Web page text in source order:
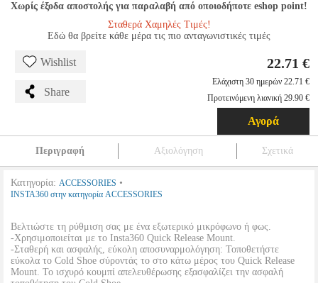
Χωρίς έξοδα αποστολής για παραλαβή από οποιοδήποτε eshop point!
Σταθερά Χαμηλές Τιμές!
Εδώ θα βρείτε κάθε μέρα τις πιο ανταγωνιστικές τιμές
Wishlist
Share
22.71 €
Ελάχιστη 30 ημερών 22.71 €
Προτεινόμενη λιανική 29.90 €
Αγορά
Περιγραφή Αξιολόγηση Σχετικά
Κατηγορία: ACCESSORIES •
INSTA360 στην κατηγορία ACCESSORIES
Βελτιώστε τη ρύθμιση σας με ένα εξωτερικό μικρόφωνο ή φως.
-Χρησιμοποιείται με το Insta360 Quick Release Mount.
-Σταθερή και ασφαλής, εύκολη αποσυναρμολόγηση: Τοποθετήστε
εύκολα το Cold Shoe σύροντάς το στο κάτω μέρος του Quick Release
Mount. Το ισχυρό κουμπί απελευθέρωσης εξασφαλίζει την ασφαλή